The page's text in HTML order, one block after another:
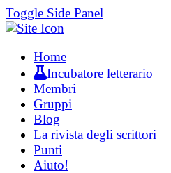
Toggle Side Panel
Home
Incubatore letterario
Membri
Gruppi
Blog
La rivista degli scrittori
Punti
Aiuto!